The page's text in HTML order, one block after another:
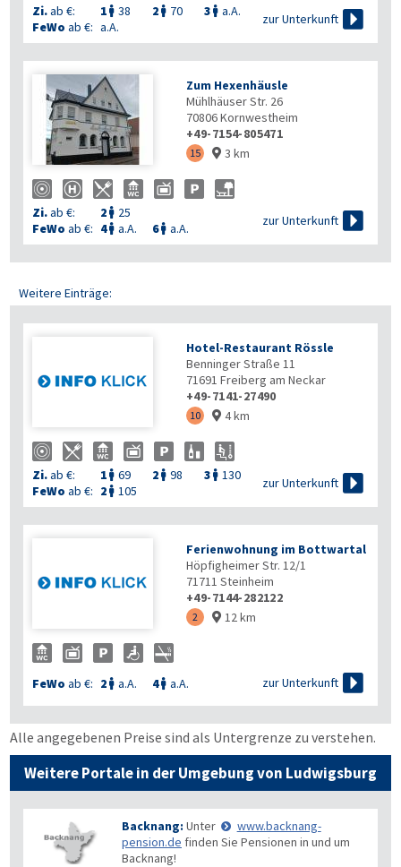
Zi.ab €: 1  38 2  70 3  a.A.
FeWo ab €: a.A.
zur Unterkunft 
Zum Hexenhäusle
Mühlhäuser Str. 26
70806Kornwestheim
+49-7154-805471
15  3 km
Zi.ab €: 2  25
FeWo ab €: 4 a.A. 6 a.A.
zur Unterkunft 
Weitere Einträge:
Hotel-Restaurant Rössle
Benninger Straße 11
71691 Freiberg am Neckar
+49-7141-27490
10  4 km
Zi.ab €: 1  69 2  98 3  130
FeWo ab €: 2  105
zur Unterkunft 
Ferienwohnung im Bottwartal
Höpfigheimer Str. 12/1
71711 Steinheim
+49-7144-282122
2  12 km
FeWo ab €: 2  a.A. 4 a.A. zur Unterkunft 
Alle angegebenen Preise sind als Untergrenze zu verstehen.
Weitere Portale in der Umgebung von Ludwigsburg
Backnang: Unter
www.backnang-
pension.de finden Sie Pensionen in und um
Backnang!